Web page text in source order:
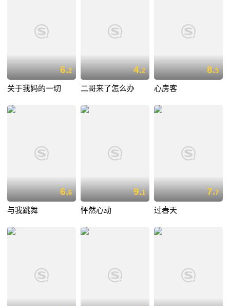
6.2
关于我妈的一切
4.2
二哥来了怎么办
8.5
心房客
6.6
与我跳舞
9.1
怦然心动
7.7
过春天